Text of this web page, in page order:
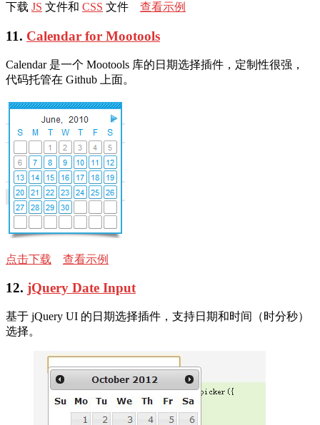
下载 JS 文件和 CSS 文件 查看示例
11. Calendar for Mootools
Calendar 是一个 Mootools 库的日期选择插件，定制性很强，
代码托管在 Github 上面。
点击下载 查看示例
12. jQuery Date Input
基于 jQuery UI 的日期选择插件，支持日期和时间（时分秒）
选择。